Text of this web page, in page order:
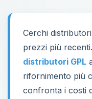
Cerchi
prezzi più
distributori GPL
rifornimento più
confronta i costi